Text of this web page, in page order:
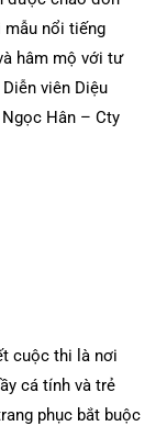
mẫu nổi tiếng
hâm mộ với tư
viên Diệu
Hân – Cty
cuộc thi là nơi
cá tính và trẻ
phục bắt buộc